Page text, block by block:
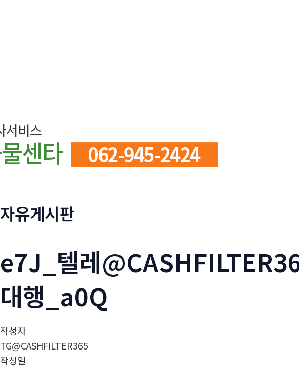
자유게시판
e7J_텔레
대행_a0Q
작성자
TG@CASHFILTER365
작성일